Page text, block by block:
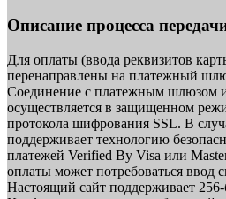
Описание процесса
Для оплаты (ввода реквизитов
перенаправлены на платежный
Соединение с платежным шлюзом
осуществляется в защищенном
протокола шифрования SSL. В
поддерживает технологию
платежей Verified By Visa или
оплаты может потребоваться ввод
Настоящий сайт поддерживает